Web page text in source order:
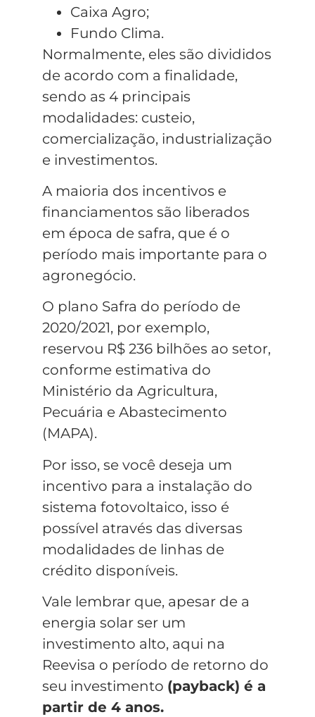
Caixa Agro;
Fundo Clima.
Normalmente, eles são divididos
de acordo com a finalidade,
sendo as 4 principais
modalidades: custeio,
comercialização, industrialização
e investimentos.
A maioria dos incentivos e
financiamentos são liberados
em época de safra, que é o
período mais importante para o
agronegócio.
O plano Safra do período de
2020/2021, por exemplo,
reservou R$ 236 bilhões ao setor,
conforme estimativa do
Ministério da Agricultura,
Pecuária e Abastecimento
(MAPA).
Por isso, se você deseja um
incentivo para a instalação do
sistema fotovoltaico, isso é
possível através das diversas
modalidades de linhas de
crédito disponíveis.
Vale lembrar que, apesar de a
energia solar ser um
investimento alto, aqui na
Reevisa o período de retorno do
seu investimento (payback) é a
partir de 4 anos.